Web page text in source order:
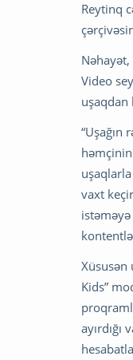
Reytinq
Video
uşaqdan
“Uşağın
vaxt
Xüsusən
Kids”